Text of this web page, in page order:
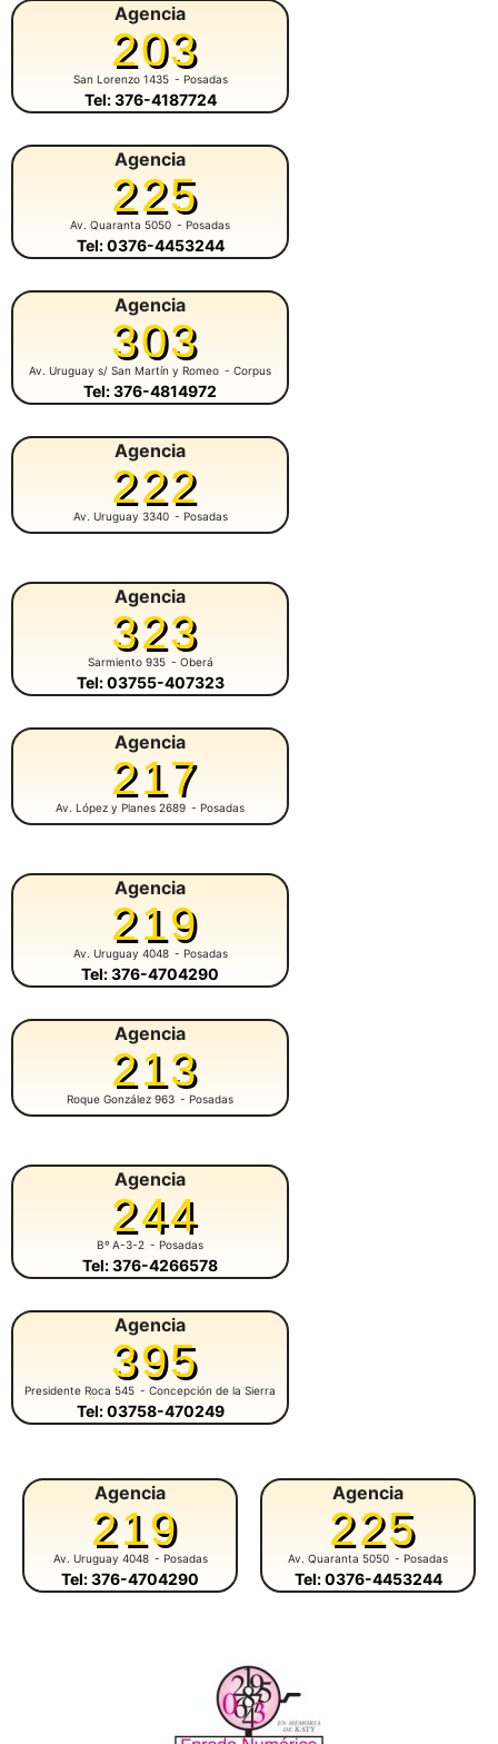
Agencia
203
San Lorenzo 1435 - Posadas
Tel: 376-4187724
Agencia
225
Av. Quaranta 5050 - Posadas
Tel: 0376-4453244
Agencia
303
Av. Uruguay s/ San Martín y Romeo - Corpus
Tel: 376-4814972
Agencia
222
Av. Uruguay 3340 - Posadas
Agencia
323
Sarmiento 935 - Oberá
Tel: 03755-407323
Agencia
217
Av. López y Planes 2689 - Posadas
Agencia
219
Av. Uruguay 4048 - Posadas
Tel: 376-4704290
Agencia
213
Roque González 963 - Posadas
Agencia
244
Bº A-3-2 - Posadas
Tel: 376-4266578
Agencia
395
Presidente Roca 545 - Concepción de la Sierra
Tel: 03758-470249
Agencia
219
Av. Uruguay 4048 - Posadas
Tel: 376-4704290
Agencia
225
Av. Quaranta 5050 - Posadas
Tel: 0376-4453244